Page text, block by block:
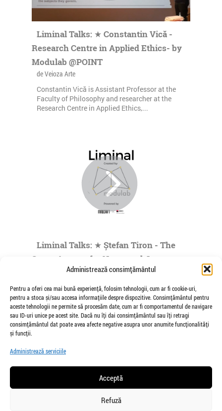
Administrează consimțământul
Pentru a oferi cea mai bună experiență, folosim tehnologii, cum ar fi cookie-uri,
pentru a stoca și/sau accesa informațiile despre dispozitive. Consimțământul pentru
aceste tehnologii ne permite să procesăm date, cum ar fi comportamentul de navigare
sau ID-uri unice pe acest site. Dacă nu îți dai consimțământul sau îți retragi
consimțământul dat poate avea afecte negative asupra unor anumite funcționalități
și funcții.
Administrează serviciile
Acceptă
Refuză
Liminal Talks: ★ Constantin Vică -
Research Centre in Applied Ethics- by
Modulab @POINT
de Veioza Arte
Constantin Vică is Assistant Professor at the
Faculty of Philosophy and researcher at the
Research Centre in Applied Ethics,...
Liminal Talks: ★ Ștefan Tiron - The
Space Agency for Nocturnal Journeys
to the Origins of the Universe- by
Modulab @POINT
de Veioza Arte
Stefan Tiron is an artist living and working
between Bucharest and Berlin. He is the founder